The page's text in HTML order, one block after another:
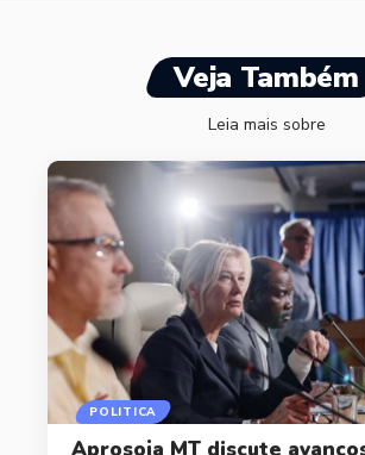
Veja Também
Leia mais sobre
POLITICA
Aprosoja MT discute